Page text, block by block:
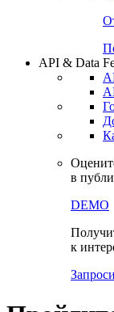
API & Data
в